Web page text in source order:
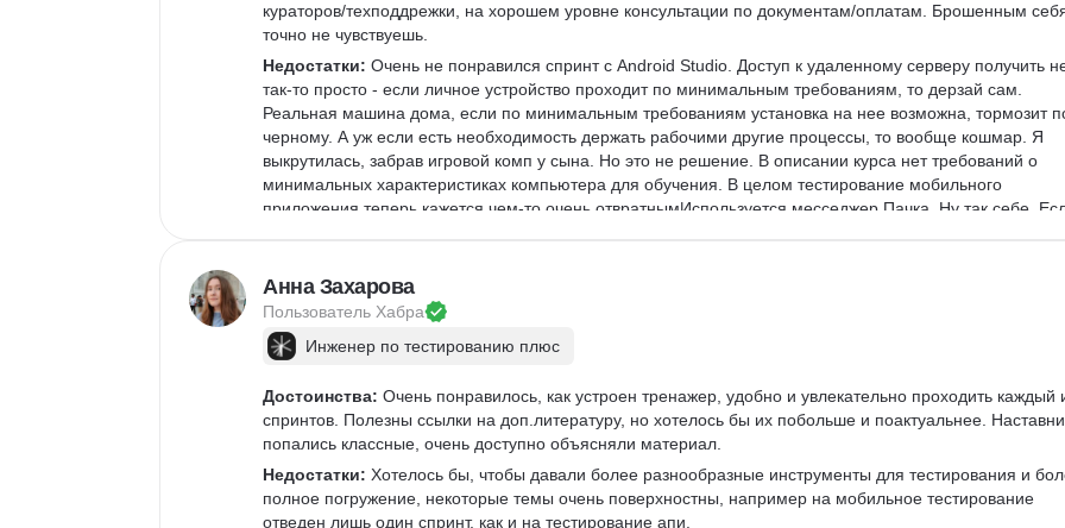
кураторов/техподдрежки, на хорошем уровне консультации по документам/оплатам. Брошенным
точно не чувствуешь.
Недостатки: Очень не понравился спринт с Android Studio. Доступ к удаленному серверу получить
так-то просто - если личное устройство проходит по минимальным требованиям, то дерзай сам.
Реальная машина дома, если по минимальным требованиям установка на нее возможна, тормозит
черному. А уж если есть необходимость держать рабочими другие процессы, то вообще кошмар. Я
выкрутилась, забрав игровой комп у сына. Но это не решение. В описании курса нет требований о
минимальных характеристиках компьютера для обучения. В целом тестирование мобильного
приложения теперь кажется чем-то очень отвратнымИспользуется месседжер Пачка. Ну так себе.
Комментарий: Если ждете академически четкой теории и определений, то точно мимо. Но в
современных реалиях - это хорошо: дает направление и вперед за новыми самостоятельными
знаниями. В какой-то мере - это погружение в реалии IT компаний. Есть элемент бардака,
непонятностей, резкой смены инструментов.Нужно свободное время! На моем опыте ни фига не 2
процесс.
Анна Захарова
Пользователь Хабра
Инженер по тестированию плюс
Достоинства: Очень понравилось, как устроен тренажер, удобно и увлекательно проходить каждый
спринтов. Полезны ссылки на доп.литературу, но хотелось бы их побольше и поактуальнее.
попались классные, очень доступно объясняли материал.
Недостатки: Хотелось бы, чтобы давали более разнообразные инструменты для тестирования и
полное погружение, некоторые темы очень поверхностны, например на мобильное тестирование
отведен лишь один спринт, как и на тестирование апи.